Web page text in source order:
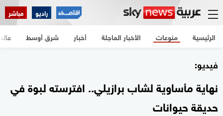
راديو مباشر
الرئيسية الأخبار العاجلة أخبار شرق أوسط منوعات
فيديو:
نهاية مأساوية لشاب برازيلي.. افترسته لبوة في
حديقة حيوانات